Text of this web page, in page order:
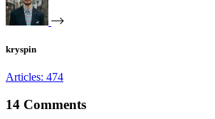
kryspin
Articles: 474
14 Comments